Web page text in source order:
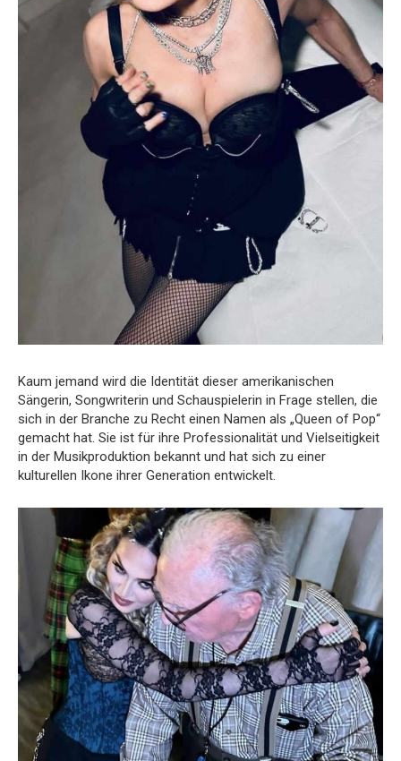
Kaum jemand wird die Identität dieser amerikanischen
Sängerin, Songwriterin und Schauspielerin in Frage stellen, die
sich in der Branche zu Recht einen Namen als „Queen of Pop“
gemacht hat. Sie ist für ihre Professionalität und Vielseitigkeit
in der Musikproduktion bekannt und hat sich zu einer
kulturellen Ikone ihrer Generation entwickelt.